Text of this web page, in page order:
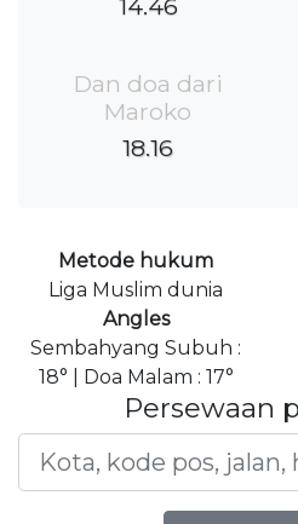
14.46
Dan doa dari
Maroko
18.16
Metode hukum
Liga Muslim dunia
Angles
Sembahyang Subuh :
18° | Doa Malam : 17°
Persewaan